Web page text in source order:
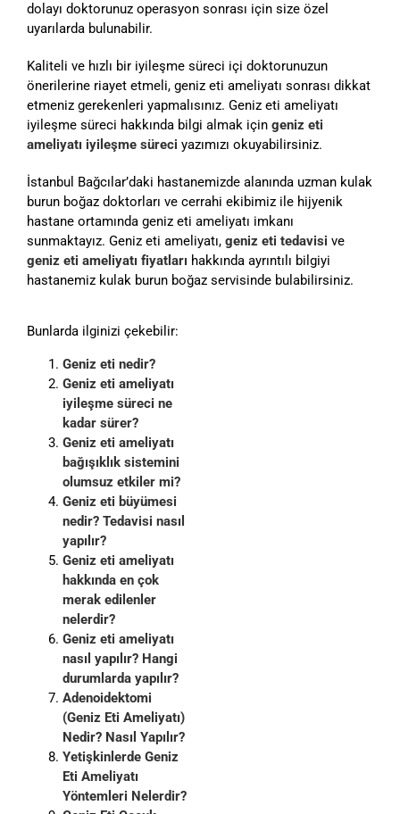
dolayı doktorunuz operasyon sonrası için size özel
uyarılarda bulunabilir.
Kaliteli ve hızlı bir iyileşme süreci içi doktorunuzun
önerilerine riayet etmeli, geniz eti ameliyatı sonrası dikkat
etmeniz gerekenleri yapmalısınız. Geniz eti ameliyatı
iyileşme süreci hakkında bilgi almak için geniz eti
ameliyatı iyileşme süreci yazımızı okuyabilirsiniz.
İstanbul Bağcılar’daki hastanemizde alanında uzman kulak
burun boğaz doktorları ve cerrahi ekibimiz ile hijyenik
hastane ortamında geniz eti ameliyatı imkanı
sunmaktayız. Geniz eti ameliyatı, geniz eti tedavisi ve
geniz eti ameliyatı fiyatları hakkında ayrıntılı bilgiyi
hastanemiz kulak burun boğaz servisinde bulabilirsiniz.
Bunlarda ilginizi çekebilir:
Geniz eti nedir?
Geniz eti ameliyatı
iyileşme süreci ne
kadar sürer?
Geniz eti ameliyatı
bağışıklık sistemini
olumsuz etkiler mi?
Geniz eti büyümesi
nedir? Tedavisi nasıl
yapılır?
Geniz eti ameliyatı
hakkında en çok
merak edilenler
nelerdir?
Geniz eti ameliyatı
nasıl yapılır? Hangi
durumlarda yapılır?
Adenoidektomi
(Geniz Eti Ameliyatı)
Nedir? Nasıl Yapılır?
Yetişkinlerde Geniz
Eti Ameliyatı
Yöntemleri Nelerdir?